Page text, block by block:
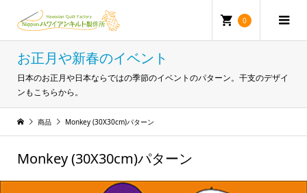
0
お正月や新春のイベント
日本のお正月や日本ならではの季節のイベントのパターン。干支のデザイ
ンもこちらから。
商品 Monkey (30X30cm)パターン
Monkey (30X30cm)パターン